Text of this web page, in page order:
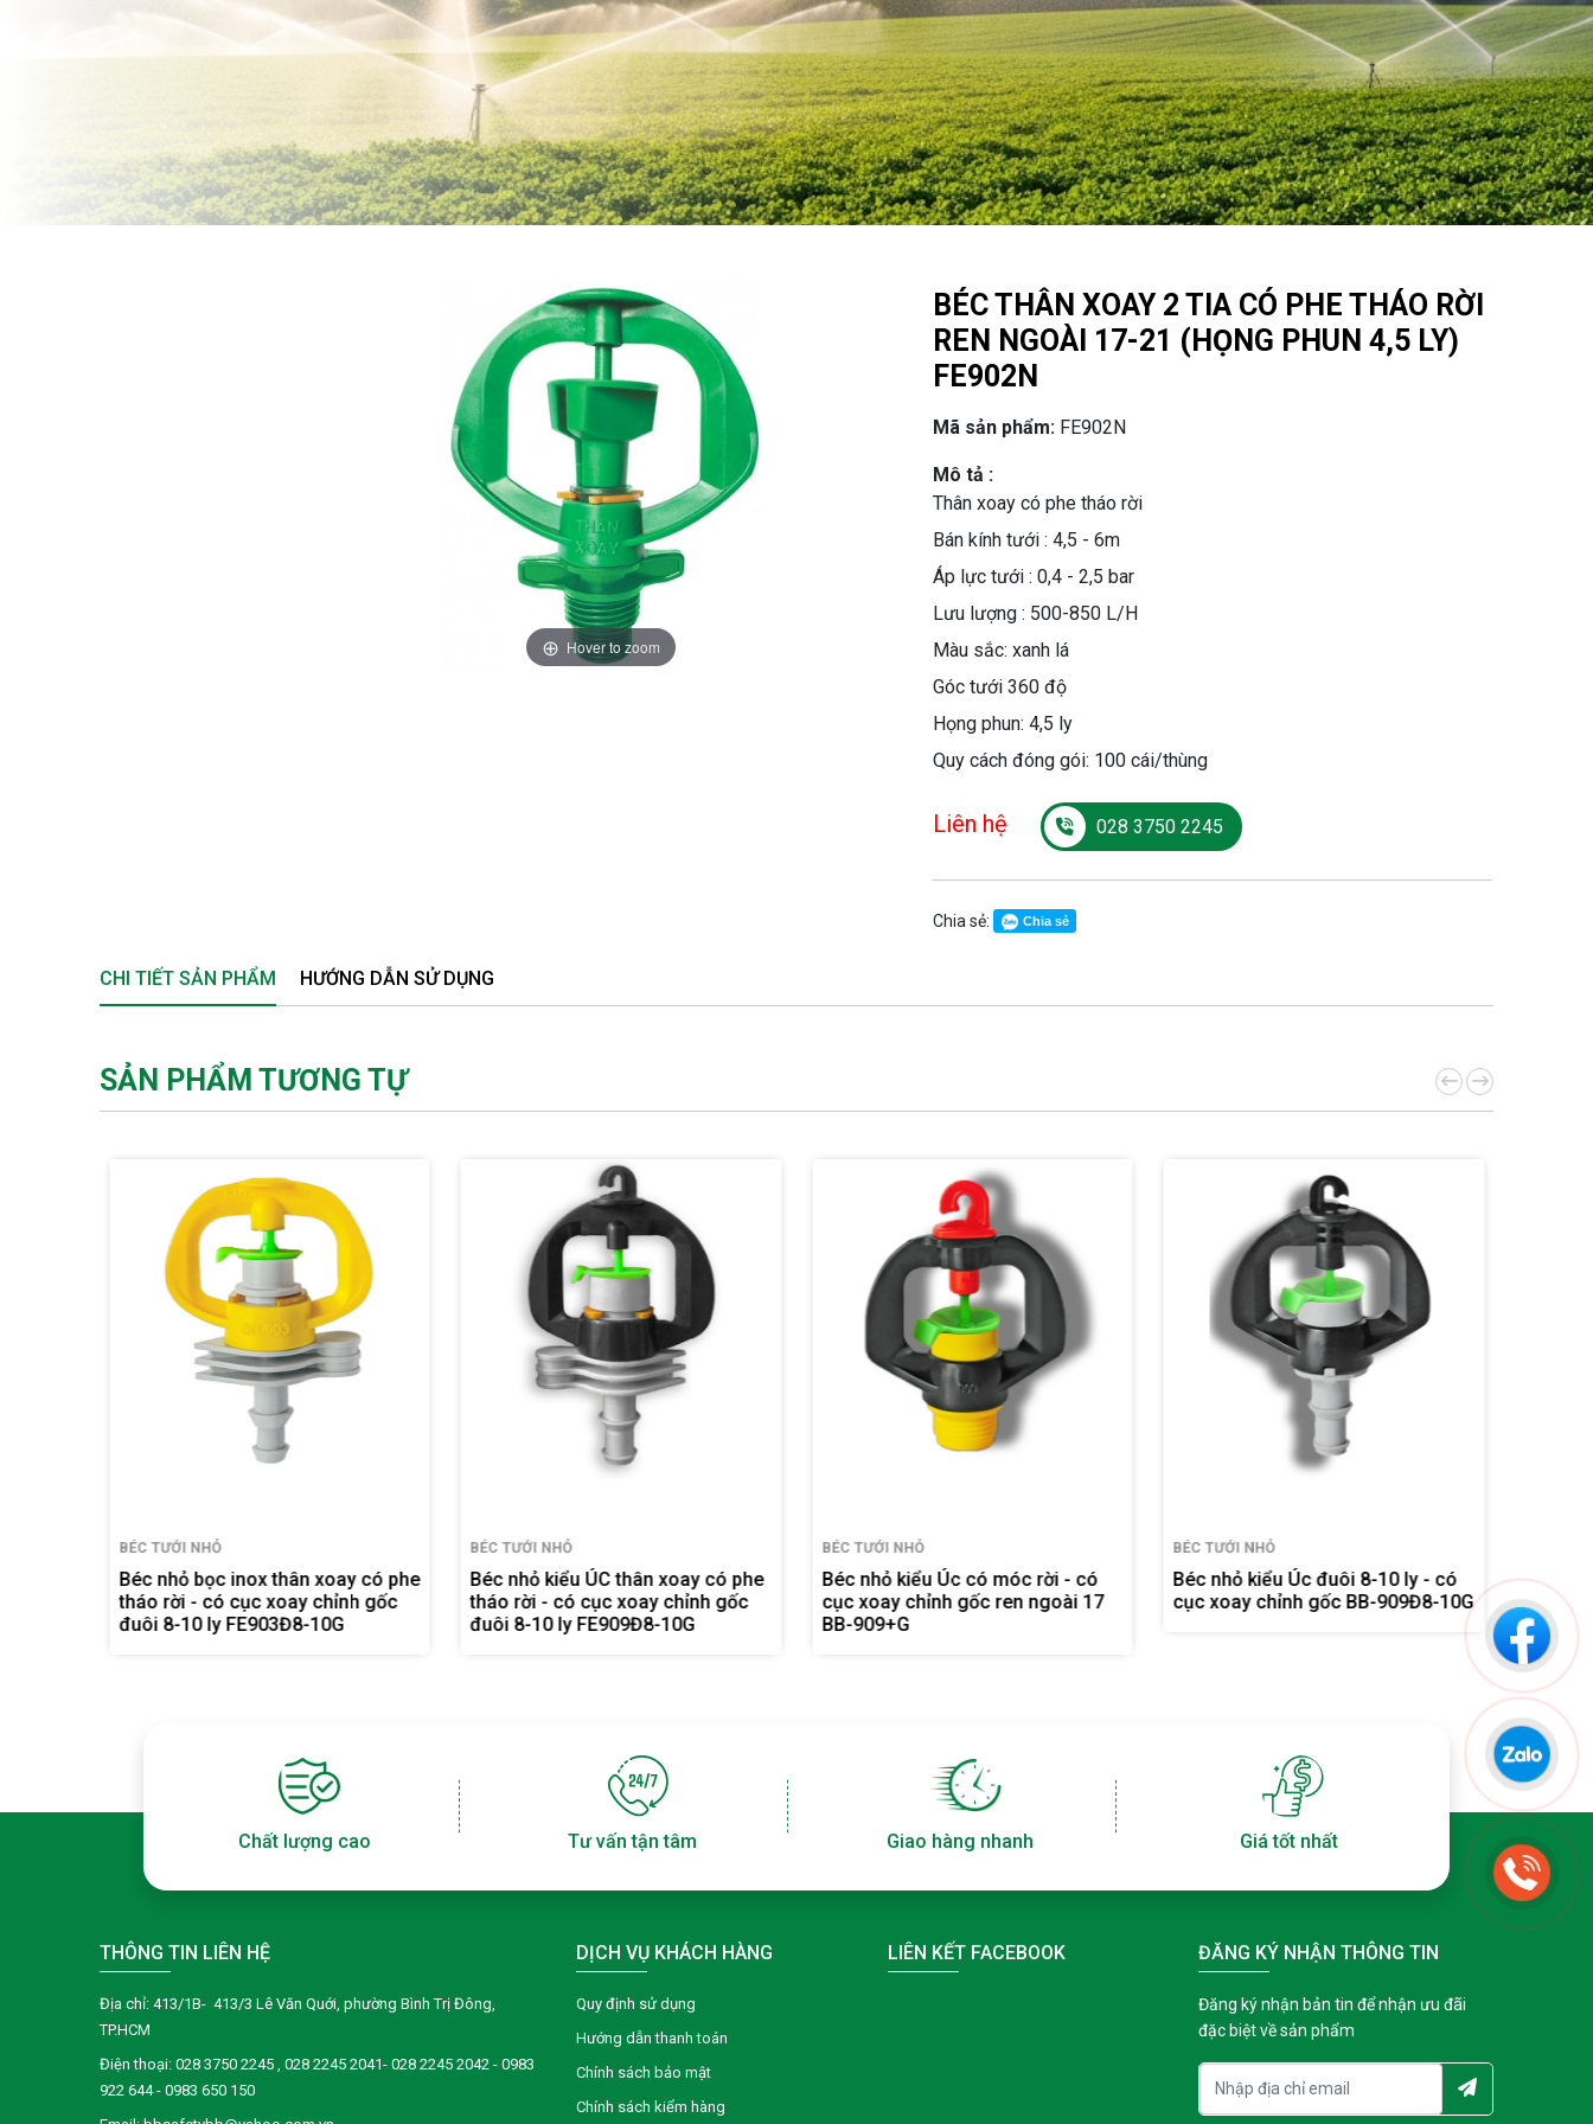
Hover to zoom
BÉC THÂN XOAY 2 TIA CÓ PHE THÁO RỜI
REN NGOÀI 17-21 (HỌNG PHUN 4,5 LY)
FE902N
Mã sản phẩm: FE902N
Mô tả :
Thân xoay có phe tháo rời
Bán kính tưới : 4,5 - 6m
Áp lực tưới : 0,4 - 2,5 bar
Lưu lượng : 500-850 L/H
Màu sắc: xanh lá
Góc tưới 360 độ
Họng phun: 4,5 ly
Quy cách đóng gói: 100 cái/thùng
Liên hệ 028 3750 2245
Chia sẻ: Chia sẻ
CHI TIẾT SẢN PHẨM HƯỚNG DẪN SỬ DỤNG
SẢN PHẨM TƯƠNG TỰ
BÉC TƯỚI NHỎ
Béc nhỏ kiểu ÚC thân xoay có phe
tháo rời - có cục xoay chỉnh gốc
đuôi 8-10 ly FE909Đ8-10G
BÉC TƯỚI NHỎ
Béc nhỏ kiểu Úc có móc rời - có
cục xoay chỉnh gốc ren ngoài 17
BB-909+G
BÉC TƯỚI NHỎ
Béc nhỏ kiểu Úc đuôi 8-10 ly - có
cục xoay chỉnh gốc BB-909Đ8-10G
BÉC TƯỚI NHỎ
BÉc nhỏ kiểu Úc thân xoay có phe
tháo rời- có cục xoay chỉnh gốc
Béc
gốc
Chất lượng cao Tư vấn tận tâm Giao hàng nhanh Giá tốt nhất
THÔNG TIN LIÊN HỆ
Địa chỉ: 413/1B- 413/3 Lê Văn Quới, phường Bình Trị Đông,
TP.HCM
Điện thoại: 028 3750 2245 , 028 2245 2041- 028 2245 2042 - 0983
922 644 - 0983 650 150
DỊCH VỤ KHÁCH HÀNG
Quy định sử dụng
Hướng dẫn thanh toán
Chính sách bảo mật
Chính sách kiểm hàng
LIÊN KẾT FACEBOOK ĐĂNG KÝ NHẬN THÔNG TIN
Đăng ký nhận bản tin để nhận ưu đãi
đặc biệt về sản phẩm